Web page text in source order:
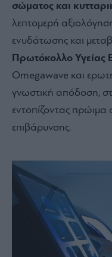
σώματος και
λεπτομερή
ενυδάτωσης και
Πρωτόκολλο Υγείας
Omegawave και
γνωστική απόδοση,
εντοπίζοντας
επιβάρυνσης.